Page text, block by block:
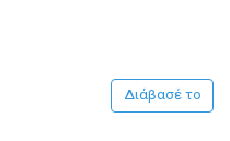
Διάβασέ το